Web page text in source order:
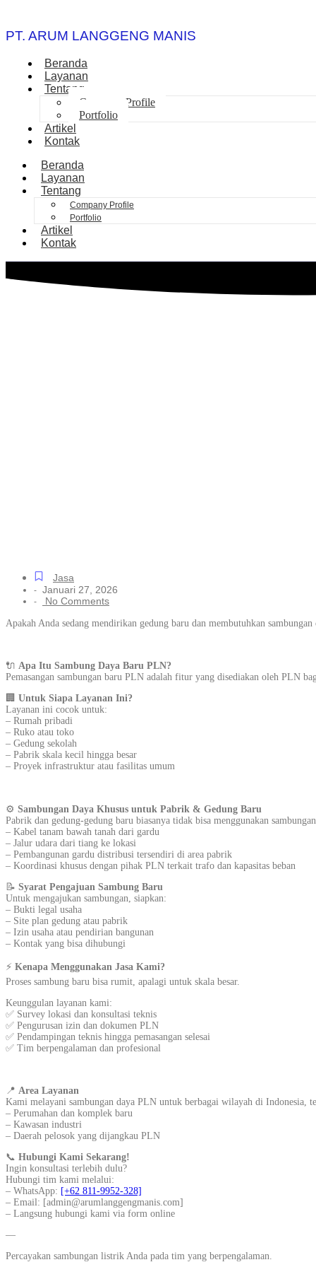
PT. ARUM LANGGENG MANIS
Beranda
Layanan
Tentang
Company Profile
Portfolio
Artikel
Kontak
Beranda
Layanan
Tentang
Company Profile
Portfolio
Artikel
Kontak
Jasa
- Januari 27, 2026
- No Comments
Apakah Anda sedang mendirikan gedung baru dan membutuhkan
🔌 Apa Itu Sambung Daya Baru PLN?
Pemasangan sambungan baru PLN adalah fitur yang disediakan oleh PLN
🏢 Untuk Siapa Layanan Ini?
Layanan ini cocok untuk:
– Rumah pribadi
– Ruko atau toko
– Gedung sekolah
– Pabrik skala kecil hingga besar
– Proyek infrastruktur atau fasilitas umum
⚙️ Sambungan Daya Khusus untuk Pabrik & Gedung Baru
Pabrik dan gedung-gedung baru biasanya tidak bisa menggunakan
– Kabel tanam bawah tanah dari gardu
– Jalur udara dari tiang ke lokasi
– Pembangunan gardu distribusi tersendiri di area pabrik
– Koordinasi khusus dengan pihak PLN terkait trafo dan kapasitas beban
📝 Syarat Pengajuan Sambung Baru
Untuk mengajukan sambungan, siapkan:
– Bukti legal usaha
– Site plan gedung atau pabrik
– Izin usaha atau pendirian bangunan
– Kontak yang bisa dihubungi
⚡ Kenapa Menggunakan Jasa Kami?
Proses sambung baru bisa rumit, apalagi untuk skala besar.
Keunggulan layanan kami:
✅ Survey lokasi dan konsultasi teknis
✅ Pengurusan izin dan dokumen PLN
✅ Pendampingan teknis hingga pemasangan selesai
✅ Tim berpengalaman dan profesional
📍 Area Layanan
Kami melayani sambungan daya PLN untuk berbagai wilayah di Indonesia,
– Perumahan dan komplek baru
– Kawasan industri
– Daerah pelosok yang dijangkau PLN
📞 Hubungi Kami Sekarang!
Ingin konsultasi terlebih dulu?
Hubungi tim kami melalui:
– WhatsApp: [+62 811-9952-328]
– Email: [admin@arumlanggengmanis.com]
– Langsung hubungi kami via form online
—
Percayakan sambungan listrik Anda pada tim yang berpengalaman.